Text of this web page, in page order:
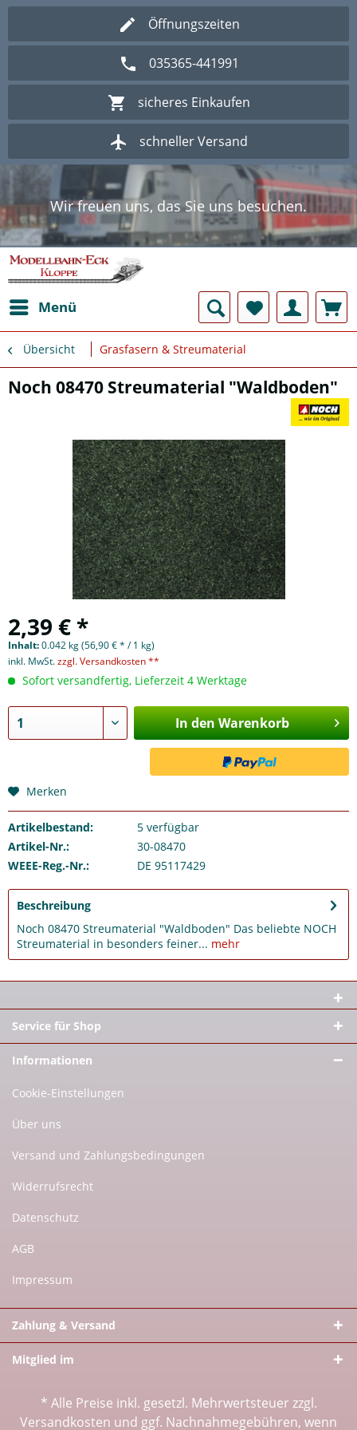
Öffnungszeiten
035365-441991
sicheres Einkaufen
schneller Versand
Wir freuen uns, das Sie uns besuchen.
Herzlich Willkommen im Onlineshop
Modellbahn - Eck Kloppe.
Wir freuen uns, das Sie uns besuchen.
Herzlich Willkommen im Onlineshop
Modellbahn - Eck Kloppe.
Menü
Übersicht Grasfasern & Streumaterial
Noch 08470 Streumaterial "Waldboden"
2,39 € *
Inhalt:0.042 kg (56,90 € * / 1 kg)
inkl. MwSt.zzgl. Versandkosten **
Sofort versandfertig, Lieferzeit 4 Werktage
In den Warenkorb
Merken
Artikelbestand: 5verfügbar
Artikel-Nr.:
30-08470
WEEE-Reg.-Nr.:
DE 95117429
Beschreibung
Noch 08470 Streumaterial "Waldboden" Das beliebte NOCH
Streumaterial in besonders feiner... mehr
Service für Shop
Informationen
Cookie-Einstellungen
Über uns
Versand und Zahlungsbedingungen
Widerrufsrecht
Datenschutz
AGB
Impressum
Zahlung & Versand
Mitglied im
* Alle Preise inkl. gesetzl. Mehrwertsteuer zzgl.
Versandkosten und ggf. Nachnahmegebühren, wenn